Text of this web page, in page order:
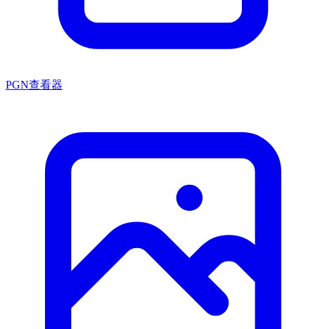
PGN查看器